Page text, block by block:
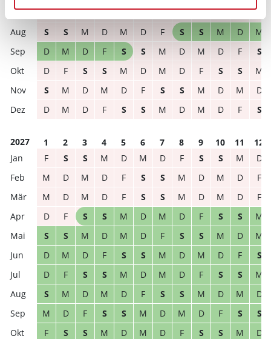
M
D F S S M D M D F S
S
S
S M D M D F S S M D
M
D
M D F S S M D M D F
S
D
F S S M D M D F S S
M
S
M D M D F S S M D M
D
D
M D F S S M D M D F S
2027 1 2 3 4 5 6 7 8 9 10 11
12
F
S S M D M D F S S M
D
M
D M D F S S M D M D
F
M
D M D F S S M D M D
F
D
F S S M D M D F S S
M
S
S M D M D F S S M D
M
D
M D F S S M D M D F
S
D
F S S M D M D F S S
M
S
M D M D F S S M D M
D
M
D F S S M D M D F S
S
F
S S M D M D F S S M
D